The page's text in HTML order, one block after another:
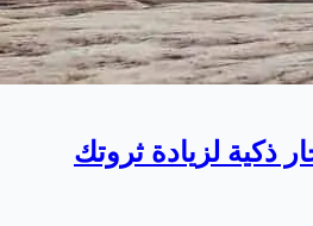
ادخار ذكية لزيادة ثروتك